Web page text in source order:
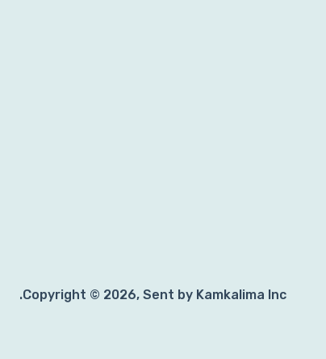
Copyright © 2026, Sent by Kamkalima Inc.